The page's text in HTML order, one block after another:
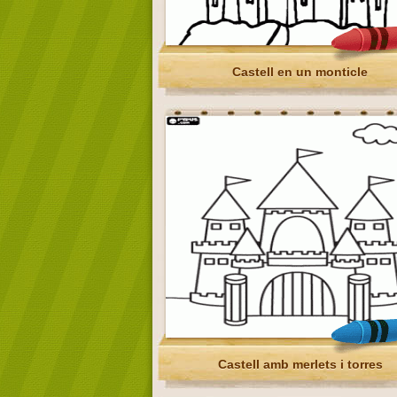
Castell en un monticle
Castell amb merlets i torres